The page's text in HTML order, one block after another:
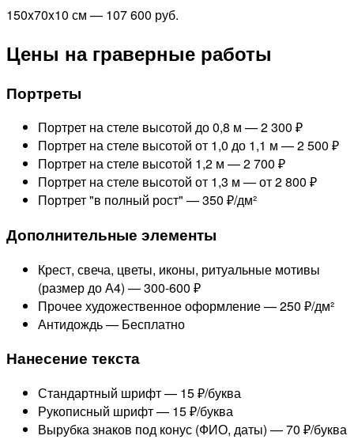
150x70x10 см — 107 600 руб.
Цены на граверные работы
Портреты
Портрет на стеле высотой до 0,8 м —2 300 ₽
Портрет на стеле высотой от 1,0 до 1,1 м —2 500 ₽
Портрет на стеле высотой 1,2 м —2 700 ₽
Портрет на стеле высотой от 1,3 м —от 2 800 ₽
Портрет "в полный рост" —350 ₽/дм²
Дополнительные элементы
Крест, свеча, цветы, иконы, ритуальные мотивы
(размер до А4) —300-600 ₽
Прочее художественное оформление —250 ₽/дм²
Антидождь — Бесплатно
Нанесение текста
Стандартный шрифт — 15 ₽/буква
Рукописный шрифт — 15 ₽/буква
Вырубка знаков под конус (ФИО, даты) —70 ₽/буква